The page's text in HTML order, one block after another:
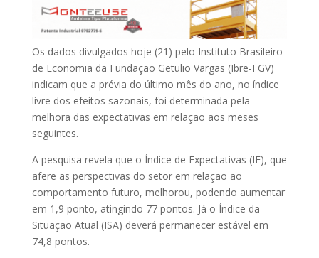
Os dados divulgados hoje (21) pelo Instituto Brasileiro
de Economia da Fundação Getulio Vargas (Ibre-FGV)
indicam que a prévia do último mês do ano, no índice
livre dos efeitos sazonais, foi determinada pela
melhora das expectativas em relação aos meses
seguintes.
A pesquisa revela que o Índice de Expectativas (IE), que
afere as perspectivas do setor em relação ao
comportamento futuro, melhorou, podendo aumentar
em 1,9 ponto, atingindo 77 pontos. Já o Índice da
Situação Atual (ISA) deverá permanecer estável em
74,8 pontos.